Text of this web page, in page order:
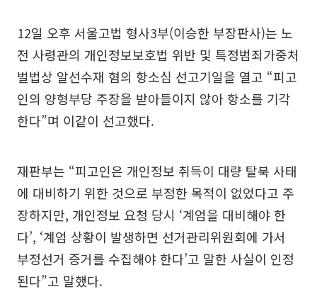
12일 오후 서울고법 형사3부(이승한 부장판사)는 노
전 사령관의 개인정보보호법 위반 및 특정범죄가중처
벌법상 알선수재 혐의 항소심 선고기일을 열고 “피고
인의 양형부당 주장을 받아들이지 않아 항소를 기각
한다”며 이같이 선고했다.
재판부는 “피고인은 개인정보 취득이 대량 탈북 사태
에 대비하기 위한 것으로 부정한 목적이 없었다고 주
장하지만, 개인정보 요청 당시 ‘계엄을 대비해야 한
다’, ‘계엄 상황이 발생하면 선거관리위원회에 가서
부정선거 증거를 수집해야 한다’고 말한 사실이 인정
된다”고 말했다.